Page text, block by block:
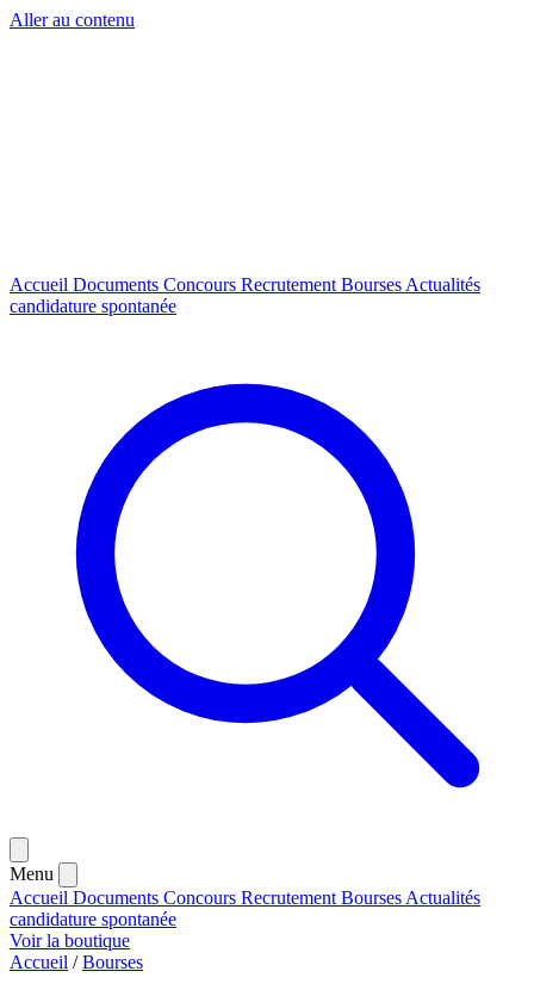
Aller au contenu
Accueil Documents Concours Recrutement Bourses Actualités
candidature spontanée
Menu
Accueil Documents Concours Recrutement Bourses Actualités
candidature spontanée
Voir la boutique
Accueil / Bourses